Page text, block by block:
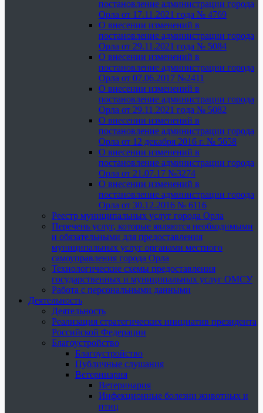
постановление администрации города
Орла от 17.11.2021 года № 4769
О внесении изменений в
постановление администрации города
Орла от 29.11.2021 года № 5084
О внесении изменений в
постановление администрации города
Орла от 07.06.2017 №2411
О внесении изменений в
постановление администрации города
Орла от 29.11.2021 года № 5082
О внесении изменений в
постановление администрации города
Орла от 12 декабря 2016 г. № 5658
О внесении изменений в
постановление администрации города
Орла от 21.07.17 №3274
О внесении изменений в
постановление администрации города
Орла от 30.12.2016 № 6116
Реестр муниципальных услуг города Орла
Перечень услуг, которые являются необходимыми
и обязательными для предоставления
муниципальных услуг органами местного
самоуправления города Орла
Технологические схемы предоставления
государственных и муниципальных услуг ОМСУ
Работа с персональными данными
Деятельность
Деятельность
Реализация стратегических инициатив президента
Российской Федерации
Благоустройство
Благоустройство
Публичные слушания
Ветеринария
Ветеринария
Инфекционные болезни животных и
птиц